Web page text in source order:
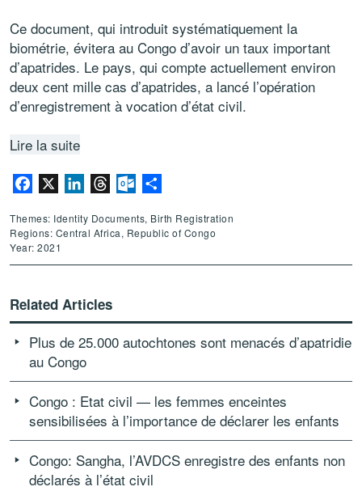
Ce document, qui introduit systématiquement la
biométrie, évitera au Congo d’avoir un taux important
d’apatrides. Le pays, qui compte actuellement environ
deux cent mille cas d’apatrides, a lancé l’opération
d’enregistrement à vocation d’état civil.
Lire la suite
Facebook LinkedInThreadsOutlook.com
Themes: Identity Documents, Birth Registration
Regions: Central Africa, Republic of Congo
Year: 2021
Related Articles
Plus de 25.000 autochtones sont menacés d’apatridie
au Congo
Congo : Etat civil — les femmes enceintes
sensibilisées à l’importance de déclarer les enfants
Congo: Sangha, l’AVDCS enregistre des enfants non
déclarés à l’état civil